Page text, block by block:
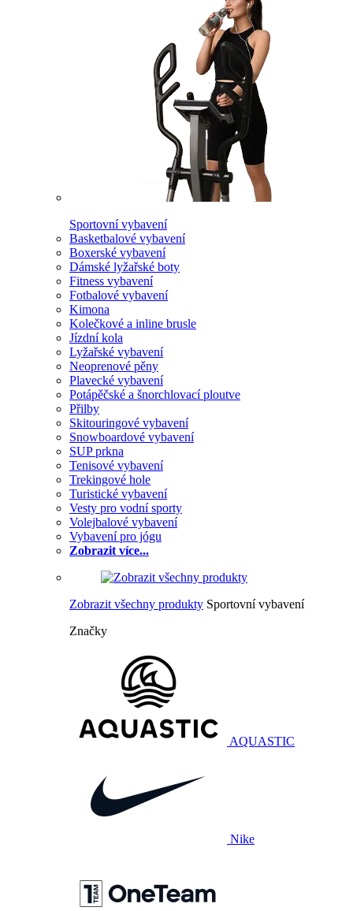
Sportovní vybavení
Basketbalové vybavení
Boxerské vybavení
Dámské lyžařské boty
Fitness vybavení
Fotbalové vybavení
Kimona
Kolečkové a inline brusle
Jízdní kola
Lyžařské vybavení
Neoprenové pěny
Plavecké vybavení
Potápěčské a šnorchlovací ploutve
Přilby
Skitouringové vybavení
Snowboardové vybavení
SUP prkna
Tenisové vybavení
Trekingové hole
Turistické vybavení
Vesty pro vodní sporty
Volejbalové vybavení
Vybavení pro jógu
Zobrazit více...
Zobrazit všechny produkty Sportovní vybavení
Značky
AQUASTIC
Nike